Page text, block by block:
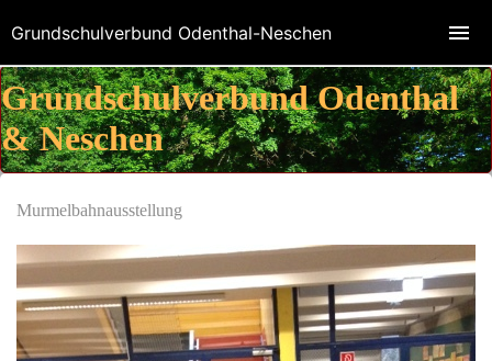
Grundschulverbund Odenthal
& Neschen
Murmelbahnausstellung
Grundschulverbund Odenthal-Neschen